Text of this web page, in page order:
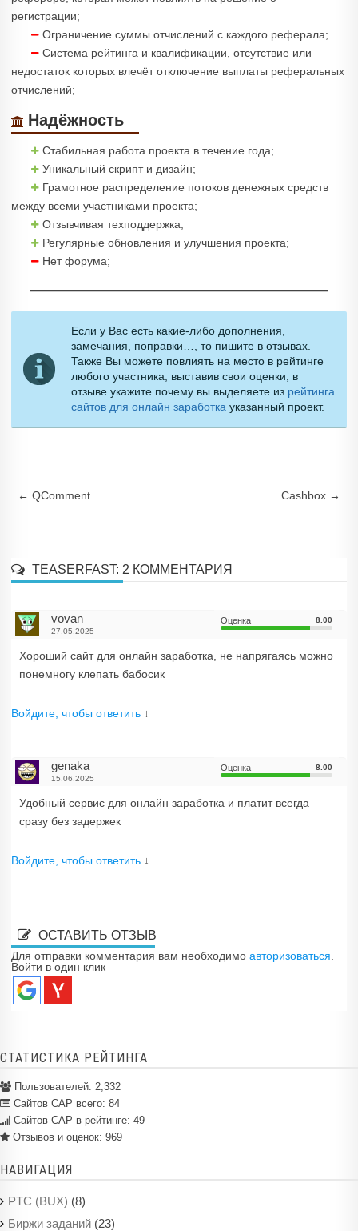
регистрации;
Ограничение суммы отчислений с каждого реферала;
Система рейтинга и квалификации, отсутствие или
недостаток которых влечёт отключение выплаты реферальных
отчислений;
Надёжность
Стабильная работа проекта в течение года;
Уникальный скрипт и дизайн;
Грамотное распределение потоков денежных средств
между всеми участниками проекта;
Отзывчивая техподдержка;
Регулярные обновления и улучшения проекта;
Нет форума;
Если у Вас есть какие-либо дополнения,
замечания, поправки…, то пишите в отзывах.
Также Вы можете повлиять на место в рейтинге
любого участника, выставив свои оценки, в
отзыве укажите почему вы выделяете из рейтинга
сайтов для онлайн заработка указанный проект.
Навигация по записям
← QComment Сashbox →
TEASERFAST: 2 КОММЕНТАРИЯ
vovan
27.05.2025
Оценка 8.00
Хороший сайт для онлайн заработка, не напрягаясь можно
понемногу клепать бабосик
Войдите, чтобы ответить ↓
genaka
15.06.2025
Оценка 8.00
Удобный сервис для онлайн заработка и платит всегда
сразу без задержек
Войдите, чтобы ответить ↓
ОСТАВИТЬ ОТЗЫВ
Для отправки комментария вам необходимо авторизоваться
Войти в один клик
СТАТИСТИКА РЕЙТИНГА
Пользователей: 2,332
Сайтов САР всего: 84
Сайтов САР в рейтинге: 49
Отзывов и оценок: 969
НАВИГАЦИЯ
PTC (BUX) (8)
Биржи заданий (23)